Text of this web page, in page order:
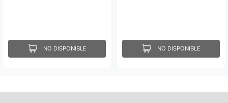
NO DISPONIBLE NO DISPONIBLE